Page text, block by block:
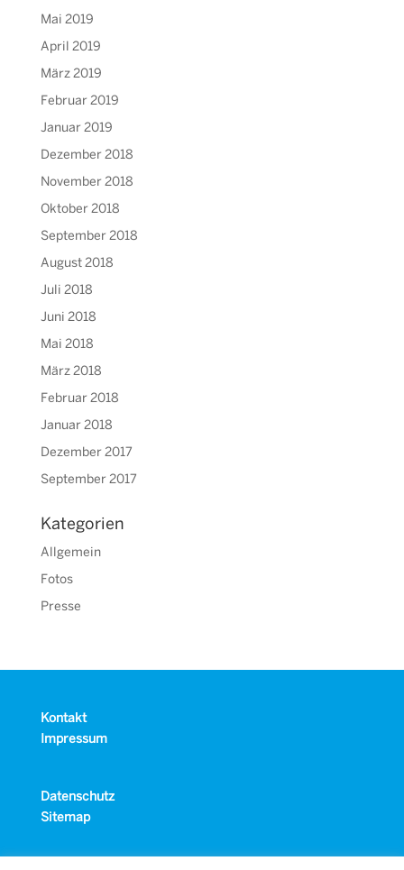
Mai 2019
April 2019
März 2019
Februar 2019
Januar 2019
Dezember 2018
November 2018
Oktober 2018
September 2018
August 2018
Juli 2018
Juni 2018
Mai 2018
März 2018
Februar 2018
Januar 2018
Dezember 2017
September 2017
Kategorien
Allgemein
Fotos
Presse
Kontakt
Impressum
Datenschutz
Sitemap